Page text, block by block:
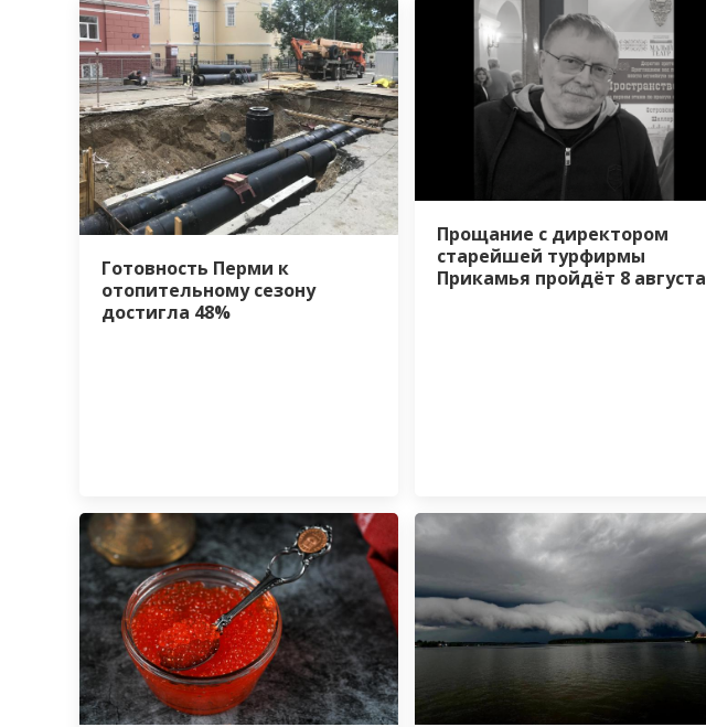
Готовность Перми к
отопительному сезону
достигла 48%
Прощание с директором
старейшей турфирмы
Прикамья пройдёт 8 августа